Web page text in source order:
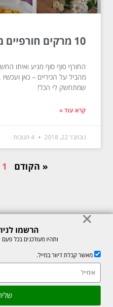
10 מרקים חורפיים מופלאים
החורף סוף סוף מגיע ואיתו
מהביל על הכיריים – כאן
שמתחשק לי הכל!
קרא עוד »
נובמבר 22, 2018
« הקודם 1
אתר זה מוגן על ידי reCAPTCHA של חברת Google, לצפייה ב-
גלילה
הרשמו
ותהיו מעודכנים בכל
מאשר קבלת דיוור במייל.